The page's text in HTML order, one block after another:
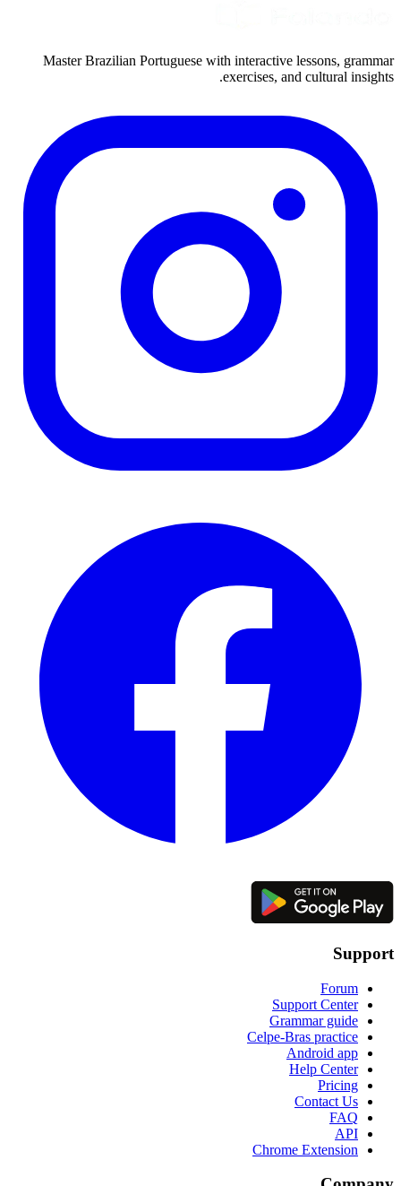
Master Brazilian Portuguese with interactive lessons, grammar
exercises, and cultural insights.
Support
Forum
Support Center
Grammar guide
Celpe-Bras practice
Android app
Help Center
Pricing
Contact Us
FAQ
API
Chrome Extension